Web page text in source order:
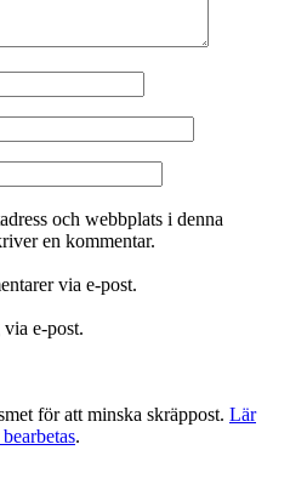
och webbplats i denna
en kommentar.
via e-post.
e-post.
för att minska skräppost. Lär
.